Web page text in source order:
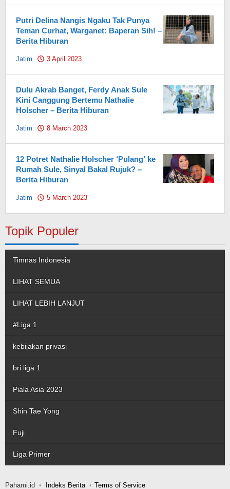
Putri Delina Nangis Ngaku Tak Punya
Teman Curhat, Warganet: Baperan Sih! –
Berita Hiburan
Jatim 3 April 2023
Dulu Akrab Banget, Ferdy Anak Sule
Kini Canggung Bertemu Nathalie
Holscher – Berita Hiburan
Jatim 8 March 2023
12 Potret Nathalie Holscher ‘Pulang’ ke
Rumah Sule, Sinyal Bakal Rujuk? –
Berita Hiburan
Jatim 5 March 2023
Topik Populer
Timnas Indonesia
LIHAT SEMUA
LIHAT LEBIH LANJUT
#Liga 1
kebijakan privasi
bri liga 1
Piala Asia 2023
Shin Tae Yong
Fuji
Liga Primer
Pahami.id Indeks Berita Terms of Service